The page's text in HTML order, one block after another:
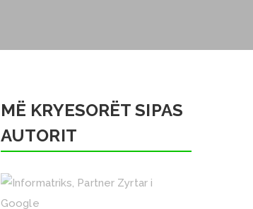
MË KRYESORËT SIPAS
AUTORIT